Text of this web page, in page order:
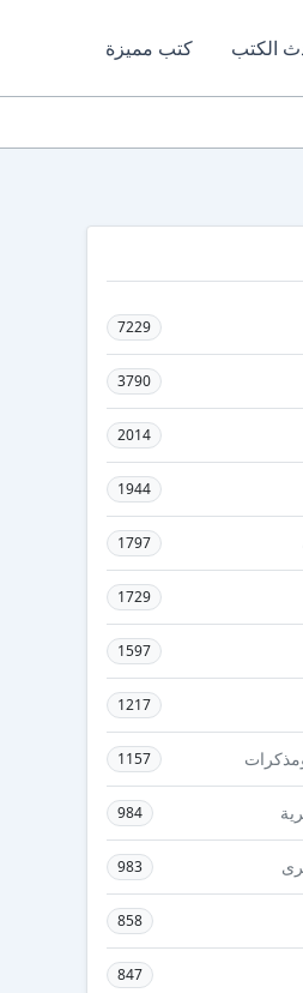
الكتب كتب مميزة
7229
3790
2014
1944
1797
1729
1597
1217
1157
984
983
858
847